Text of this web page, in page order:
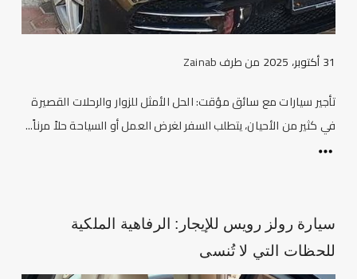
31 أكتوبر، 2025 من طرفZainab
تأجير سيارات مع سائق مؤقت: الحل الأمثل للزوار والرحلات القصيرة
في كثير من الأحيان، يتطلب السفر لغرض العمل أو السياحة حلاً مرناً...
سيارة رولز رويس للإيجار: الرفاهية الملكية
للحظات التي لا تُنسى